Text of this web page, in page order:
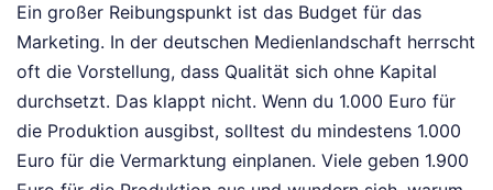
Ein großer Reibungspunkt ist das Budget für das
Marketing. In der deutschen Medienlandschaft herrscht
oft die Vorstellung, dass Qualität sich ohne Kapital
durchsetzt. Das klappt nicht. Wenn du 1.000 Euro für
die Produktion ausgibst, solltest du mindestens 1.000
Euro für die Vermarktung einplanen. Viele geben 1.900